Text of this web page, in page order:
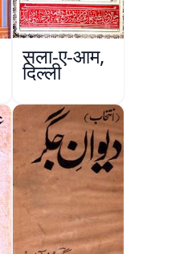
सला-ए-आम,
दिल्ली